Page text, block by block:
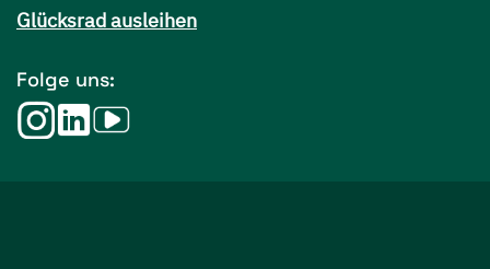
Glücksrad ausleihen
Folge uns: